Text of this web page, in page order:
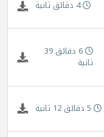
4 دقائق ثانية
6 دقائق 39
ثانية
5 دقائق 12 ثانية